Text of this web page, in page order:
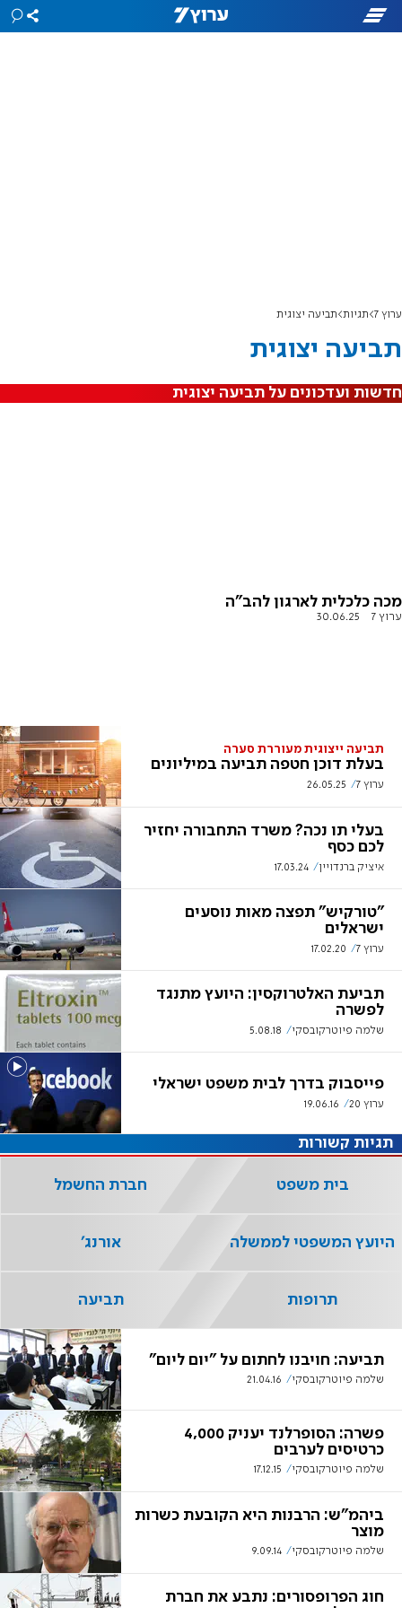
ערוץ 7 תגיות תביעה יצוגית
תביעה יצוגית
חדשות ועדכונים על תביעה יצוגית
מכה כלכלית לארגון להב"ה
ערוץ 7 30.06.25
תביעה ייצוגית מעוררת סערה
בעלת דוכן חטפה תביעה במיליונים
ערוץ 7 26.05.25
בעלי תו נכה? משרד התחבורה יחזיר
לכם כסף
איציק ברנדויין 17.03.24
"טורקיש" תפצה מאות נוסעים
ישראלים
ערוץ 7 17.02.20
תביעת האלטרוקסין: היועץ מתנגד
לפשרה
שלמה פיוטרקובסקי 5.08.18
פייסבוק בדרך לבית משפט ישראלי
ערוץ 20 19.06.16
תביעה: חויבנו לחתום על "יום ליום"
שלמה פיוטרקובסקי 21.04.16
פשרה: הסופרלנד יעניק 4,000
כרטיסים לערבים
שלמה פיוטרקובסקי 17.12.15
ביהמ"ש: הרבנות היא הקובעת כשרות
מוצר
שלמה פיוטרקובסקי 9.09.14
חוג הפרופסורים: נתבע את חברת
תגיות קשורות
בית משפט חברת החשמל
היועץ המשפטי לממשלה אורנג'
תרופות תביעה